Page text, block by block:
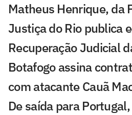
Matheus Henrique, da
Justiça do Rio publica
Recuperação Judicial
Botafogo assina
com atacante Cauã
De saída para